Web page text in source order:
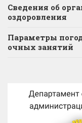
Сведения об
оздоровления
Параметры
очных занятий